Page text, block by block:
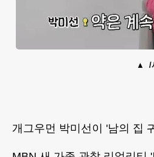
/
개그우먼 박미선이 '남의 집